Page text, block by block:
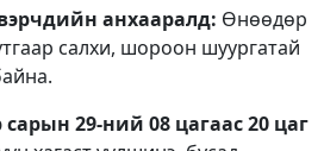
анхааралд: Өнөөдөр
салхи, шороон шуургатай
29-ний 08 цагаас 20 цаг